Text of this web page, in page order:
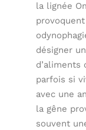
la lignée
désigner
parfois si
avec une
la gêne
souvent